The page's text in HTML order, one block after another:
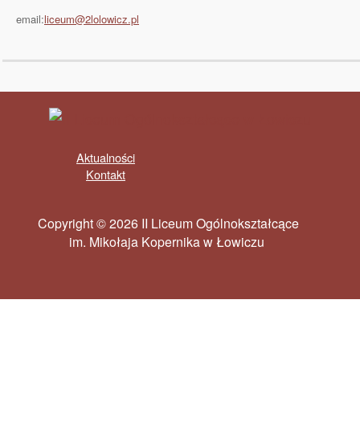
email:liceum@2lolowicz.pl
Aktualności
Kontakt
Copyright © 2026 II Liceum Ogólnokształcące
im. Mikołaja Kopernika w Łowiczu